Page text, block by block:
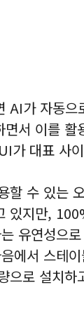
AI가 자동
면서 이를
대표 사이
할 수 있는
있지만,
는 유연성
에서 스테
으로 설치